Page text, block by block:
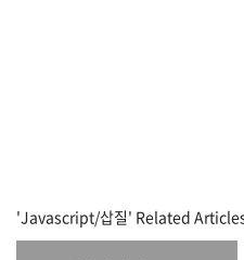
'Javascript/삽질' Related